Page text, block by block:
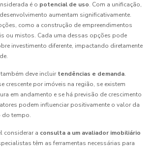
é o potencial de uso. Com a unificação,
aumentam significativamente.
como a construção de empreendimentos
ou mistos. Cada uma dessas opções pode
investimento diferente, impactando diretamente
deve incluir tendências e demanda.
crescente por imóveis na região, se existem
em andamento e se há previsão de crescimento
podem influenciar positivamente o valor da
tempo.
considerar a consulta a um avaliador imobiliário
têm as ferramentas necessárias para